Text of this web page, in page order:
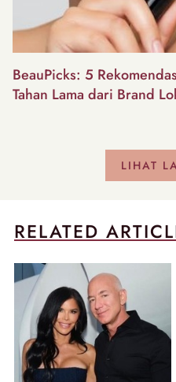
BeauPicks: 5
Tahan Lama dari Brand
LIHAT
RELATED